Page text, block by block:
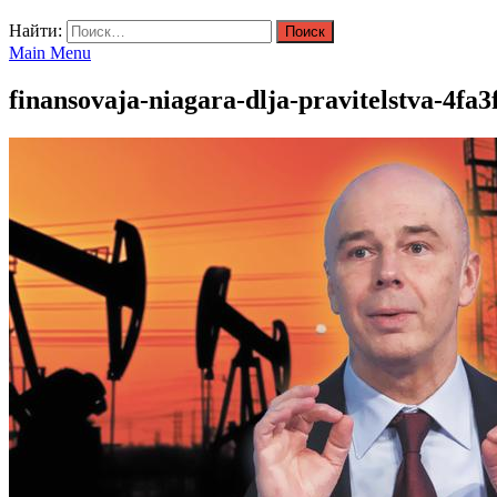
Найти:
Main Menu
finansovaja-niagara-dlja-pravitelstva-